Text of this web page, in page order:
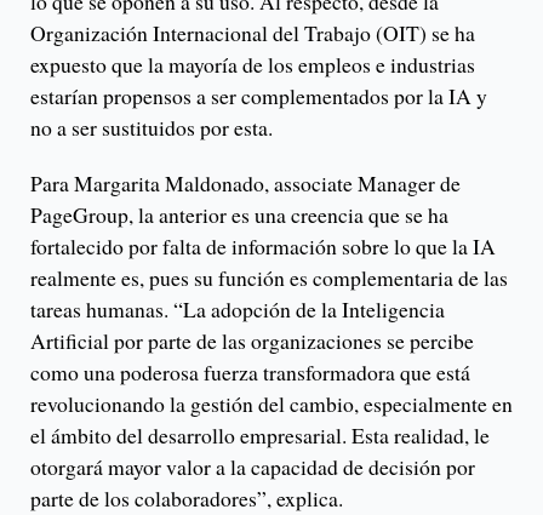
Organización Internacional del Trabajo (OIT) se ha
expuesto que la mayoría de los empleos e industrias
estarían propensos a ser complementados por la IA y
no a ser sustituidos por esta.
Para Margarita Maldonado, associate Manager de
PageGroup, la anterior es una creencia que se ha
fortalecido por falta de información sobre lo que la IA
realmente es, pues su función es complementaria de las
tareas humanas. “La adopción de la Inteligencia
Artificial por parte de las organizaciones se percibe
como una poderosa fuerza transformadora que está
revolucionando la gestión del cambio, especialmente en
el ámbito del desarrollo empresarial. Esta realidad, le
otorgará mayor valor a la capacidad de decisión por
parte de los colaboradores”, explica.